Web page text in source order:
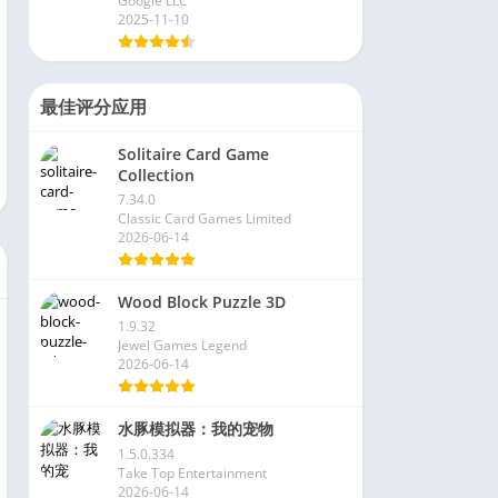
2025-11-10
最佳评分应用
Solitaire Card Game
Collection
7.34.0
Classic Card Games Limited
2026-06-14
Wood Block Puzzle 3D
1.9.32
Jewel Games Legend
2026-06-14
水豚模拟器：我的宠物
1.5.0.334
Take Top Entertainment
2026-06-14